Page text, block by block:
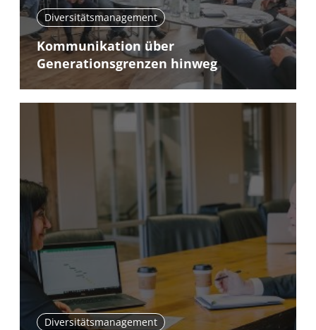
Diversitätsmanagement
Kommunikation über
Generationsgrenzen hinweg
Diversitätsmanagement